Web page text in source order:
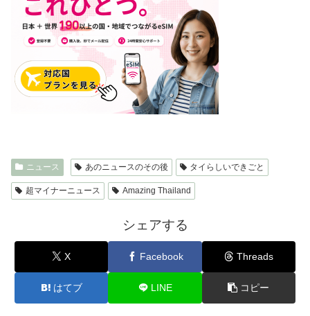
ニュース あのニュースのその後 タイらしいできごと
超マイナーニュース Amazing Thailand
シェアする
X Facebook Threads
はてブ LINE コピー